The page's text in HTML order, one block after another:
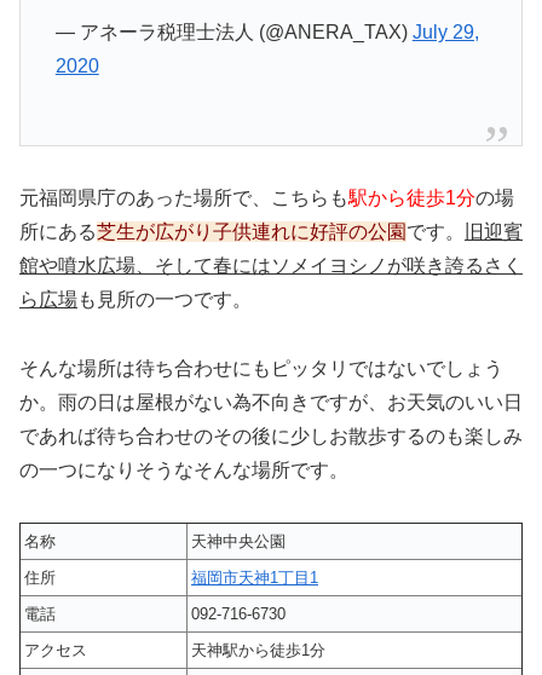
— アネーラ税理士法人 (@ANERA_TAX) July 29,
2020
元福岡県庁のあった場所で、こちらも駅から徒歩1分の場
所にある芝生が広がり子供連れに好評の公園 です。
旧迎賓
館や噴水広場、そして春にはソメイヨシノが咲き誇るさく
ら広場も見所の一つです。
そんな場所は待ち合わせにもピッタリではないでしょう
か。雨の日は屋根がない為不向きですが、お天気のいい日
であれば待ち合わせのその後に少しお散歩するのも楽しみ
の一つになりそうなそんな場所です。
名称
天神中央公園
住所
福岡市天神1丁目1
電話
092-716-6730
アクセス
天神駅から徒歩1分